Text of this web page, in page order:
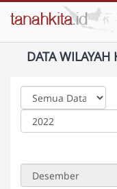
DATA WILAYAH